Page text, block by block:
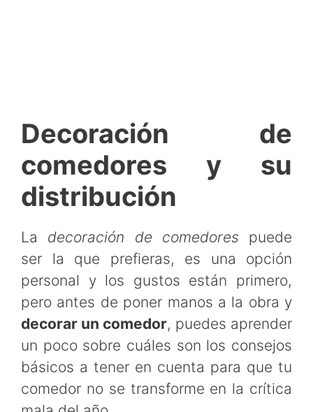
Decoración de
comedores y su
distribución
La decoración de comedores puede
ser la que prefieras, es una opción
personal y los gustos están primero,
pero antes de poner manos a la obra y
decorar un comedor, puedes aprender
un poco sobre cuáles son los consejos
básicos a tener en cuenta para que tu
comedor no se transforme en la crítica